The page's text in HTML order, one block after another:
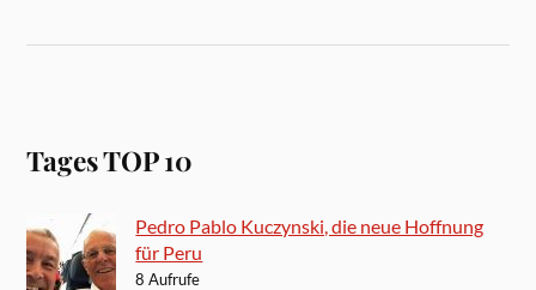
Tages TOP 10
Pedro Pablo Kuczynski, die neue Hoffnung
für Peru
8 Aufrufe